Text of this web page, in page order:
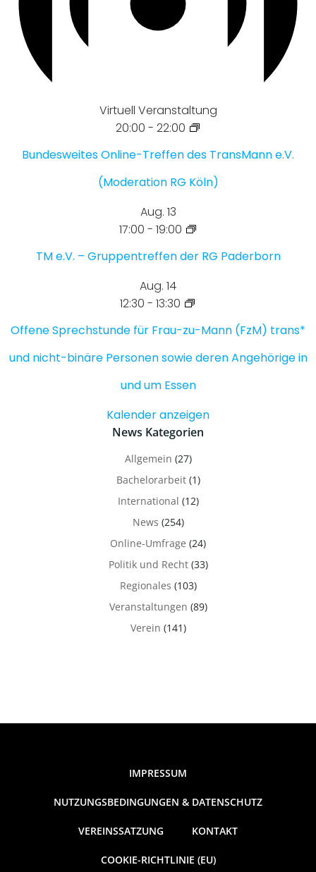
Virtuell Veranstaltung
20:00 - 22:00
Bundesweites Online-Treffen des TransMann e.V.
(Moderation RG Köln)
Aug. 13
17:00 - 19:00
TM e.V. – Gruppentreffen der RG Paderborn
Aug. 14
12:30 - 13:30
Offene Sprechstunde für Frau-zu-Mann (FzM) trans*
und nicht-binäre Personen sowie deren Angehörige in
und um Essen
Kalender anzeigen
News Kategorien
Allgemein (27)
Bachelorarbeit(1)
International (12)
News (254)
Online-Umfrage (24)
Politik und Recht(33)
Regionales (103)
Veranstaltungen (89)
Verein (141)
IMPRESSUM
NUTZUNGSBEDINGUNGEN & DATENSCHUTZ
VEREINSSATZUNG KONTAKT
COOKIE-RICHTLINIE (EU)